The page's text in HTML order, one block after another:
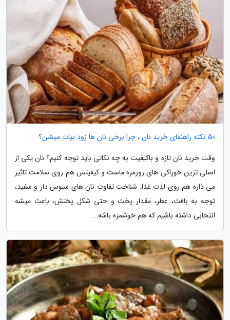
50 نکته راهنمای خرید نان ، چرا برخی نان ها زود بیات میشن؟
وقت خرید نان تازه و باکیفیت به چه نکاتی باید توجه کنیم؟ نان یکی از
اصلی ترین خوراکی های روزمره ماست و کیفیتش هم روی سلامت تاثیر
می ذاره هم روی لذت غذا. شناخت تفاوت نان های سبوس دار و سفید،
توجه به بافت، عطر، مقدار پخت و حتی شکل پختش، باعث میشه
انتخابی داشته باشیم که هم خوشمزه باشه...